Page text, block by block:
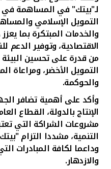
لـ"بيتك" في المساهمة في
التمويل الإسلامي
والخدمات المبتكرةبما
الاقتصادية، وتوفير الدعم
من قدرة على تحسين البيئة
التمويل الأخضر، ومراعاة
والحوكمة.
وأكد على أهمية تضافر
الإنتاج بالدولة، القطاع
مشروعات الشراكة التي
التنمية، مشددا التزام
وداعما لكافة المبادرات
والازدهار.